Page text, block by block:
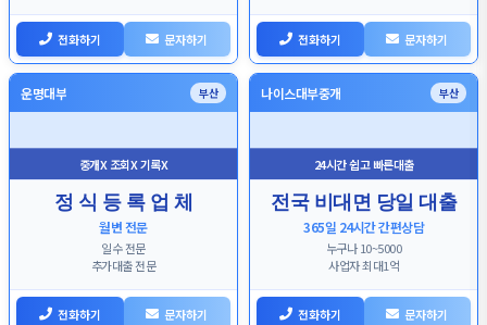
전화하기 문자하기 전화하기 문자하기
운명대부 부산
중개X 조회X 기록X
정 식 등 록 업 체
월변 전문
일수 전문
추가대출 전문
전화하기 문자하기
나이스대부중개 부산
24시간 쉽고 빠른대출
전국 비대면 당일 대출
365일 24시간 간편상담
누구나 10~5000
사업자 최대1억
전화하기 문자하기